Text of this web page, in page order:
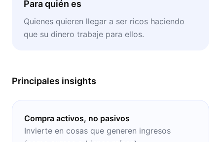
Para quién es
Quienes quieren llegar a ser ricos haciendo
que su dinero trabaje para ellos.
Principales insights
Compra activos, no pasivos
Invierte en cosas que generen ingresos